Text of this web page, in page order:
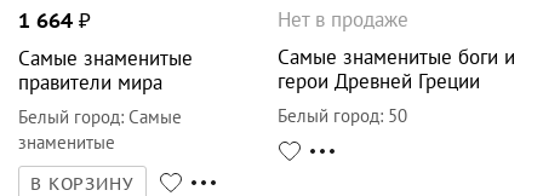
1 664 ₽
Самые знаменитые
правители мира
Белый город: Самые
знаменитые
В КОРЗИНУ
Нет в продаже
Самые знаменитые боги и
герои Древней Греции
Белый город: 50